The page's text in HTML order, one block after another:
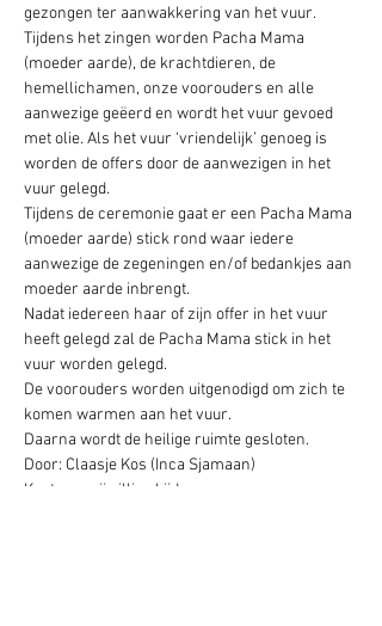
gezongen ter aanwakkering van het vuur.
Tijdens het zingen worden Pacha Mama
(moeder aarde), de krachtdieren, de
hemellichamen, onze voorouders en alle
aanwezige geëerd en wordt het vuur gevoed
met olie. Als het vuur ‘vriendelijk’ genoeg is
worden de offers door de aanwezigen in het
vuur gelegd.
Tijdens de ceremonie gaat er een Pacha Mama
(moeder aarde) stick rond waar iedere
aanwezige de zegeningen en/of bedankjes aan
moeder aarde inbrengt.
Nadat iedereen haar of zijn offer in het vuur
heeft gelegd zal de Pacha Mama stick in het
vuur worden gelegd.
De voorouders worden uitgenodigd om zich te
komen warmen aan het vuur.
Daarna wordt de heilige ruimte gesloten.
Door: Claasje Kos (Inca Sjamaan)
Kosten:  vrijwillige bijdrage